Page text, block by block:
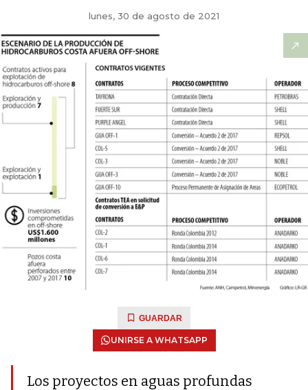
lunes, 30 de agosto de 2021
GUARDAR
UNIRSE A WHATSAPP
Los proyectos en aguas profundas